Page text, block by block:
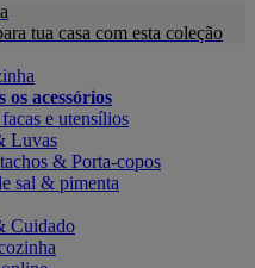
tua casa com esta coleção
os acessórios
e utensílios
Luvas
& Porta-copos
sal & pimenta
Cuidado